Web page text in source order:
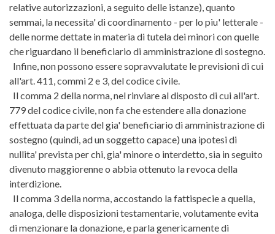
relative autorizzazioni, a seguito delle istanze), quanto
semmai, la necessita' di coordinamento - per lo piu' letterale -
delle norme dettate in materia di tutela dei minori con quelle
che riguardano il beneficiario di amministrazione di sostegno.
Infine, non possono essere sopravvalutate le previsioni di cui
all'art. 411, commi 2 e 3, del codice civile.
Il comma 2 della norma, nel rinviare al disposto di cui all'art.
779 del codice civile, non fa che estendere alla donazione
effettuata da parte del gia' beneficiario di amministrazione di
sostegno (quindi, ad un soggetto capace) una ipotesi di
nullita' prevista per chi, gia' minore o interdetto, sia in seguito
divenuto maggiorenne o abbia ottenuto la revoca della
interdizione.
Il comma 3 della norma, accostando la fattispecie a quella,
analoga, delle disposizioni testamentarie, volutamente evita
di menzionare la donazione, e parla genericamente di